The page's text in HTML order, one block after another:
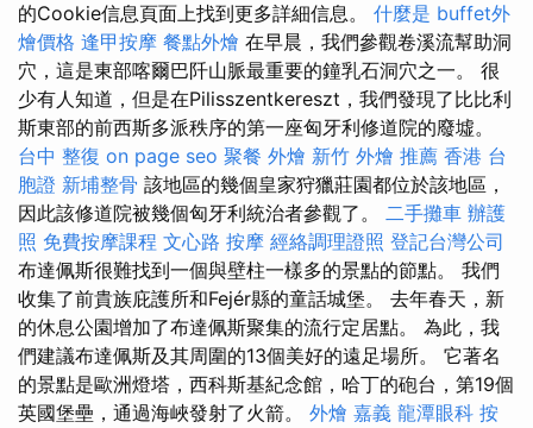
的Cookie信息頁面上找到更多詳細信息。 什麼是 buffet外
燴價格 逢甲按摩 餐點外燴 在早晨，我們參觀卷溪流幫助洞
穴，這是東部喀爾巴阡山脈最重要的鐘乳石洞穴之一。 很
少有人知道，但是在Pilisszentkereszt，我們發現了比比利
斯東部的前西斯多派秩序的第一座匈牙利修道院的廢墟。
台中 整復 on page seo 聚餐 外燴 新竹 外燴 推薦 香港 台
胞證 新埔整骨 該地區的幾個皇家狩獵莊園都位於該地區，
因此該修道院被幾個匈牙利統治者參觀了。 二手攤車 辦護
照 免費按摩課程 文心路 按摩 經絡調理證照 登記台灣公司
布達佩斯很難找到一個與壁柱一樣多的景點的節點。 我們
收集了前貴族庇護所和Fejér縣的童話城堡。 去年春天，新
的休息公園增加了布達佩斯聚集的流行定居點。 為此，我
們建議布達佩斯及其周圍的13個美好的遠足場所。 它著名
的景點是歐洲燈塔，西科斯基紀念館，哈丁的砲台，第19個
英國堡壘，通過海峽發射了火箭。 外燴 嘉義 龍潭眼科 按